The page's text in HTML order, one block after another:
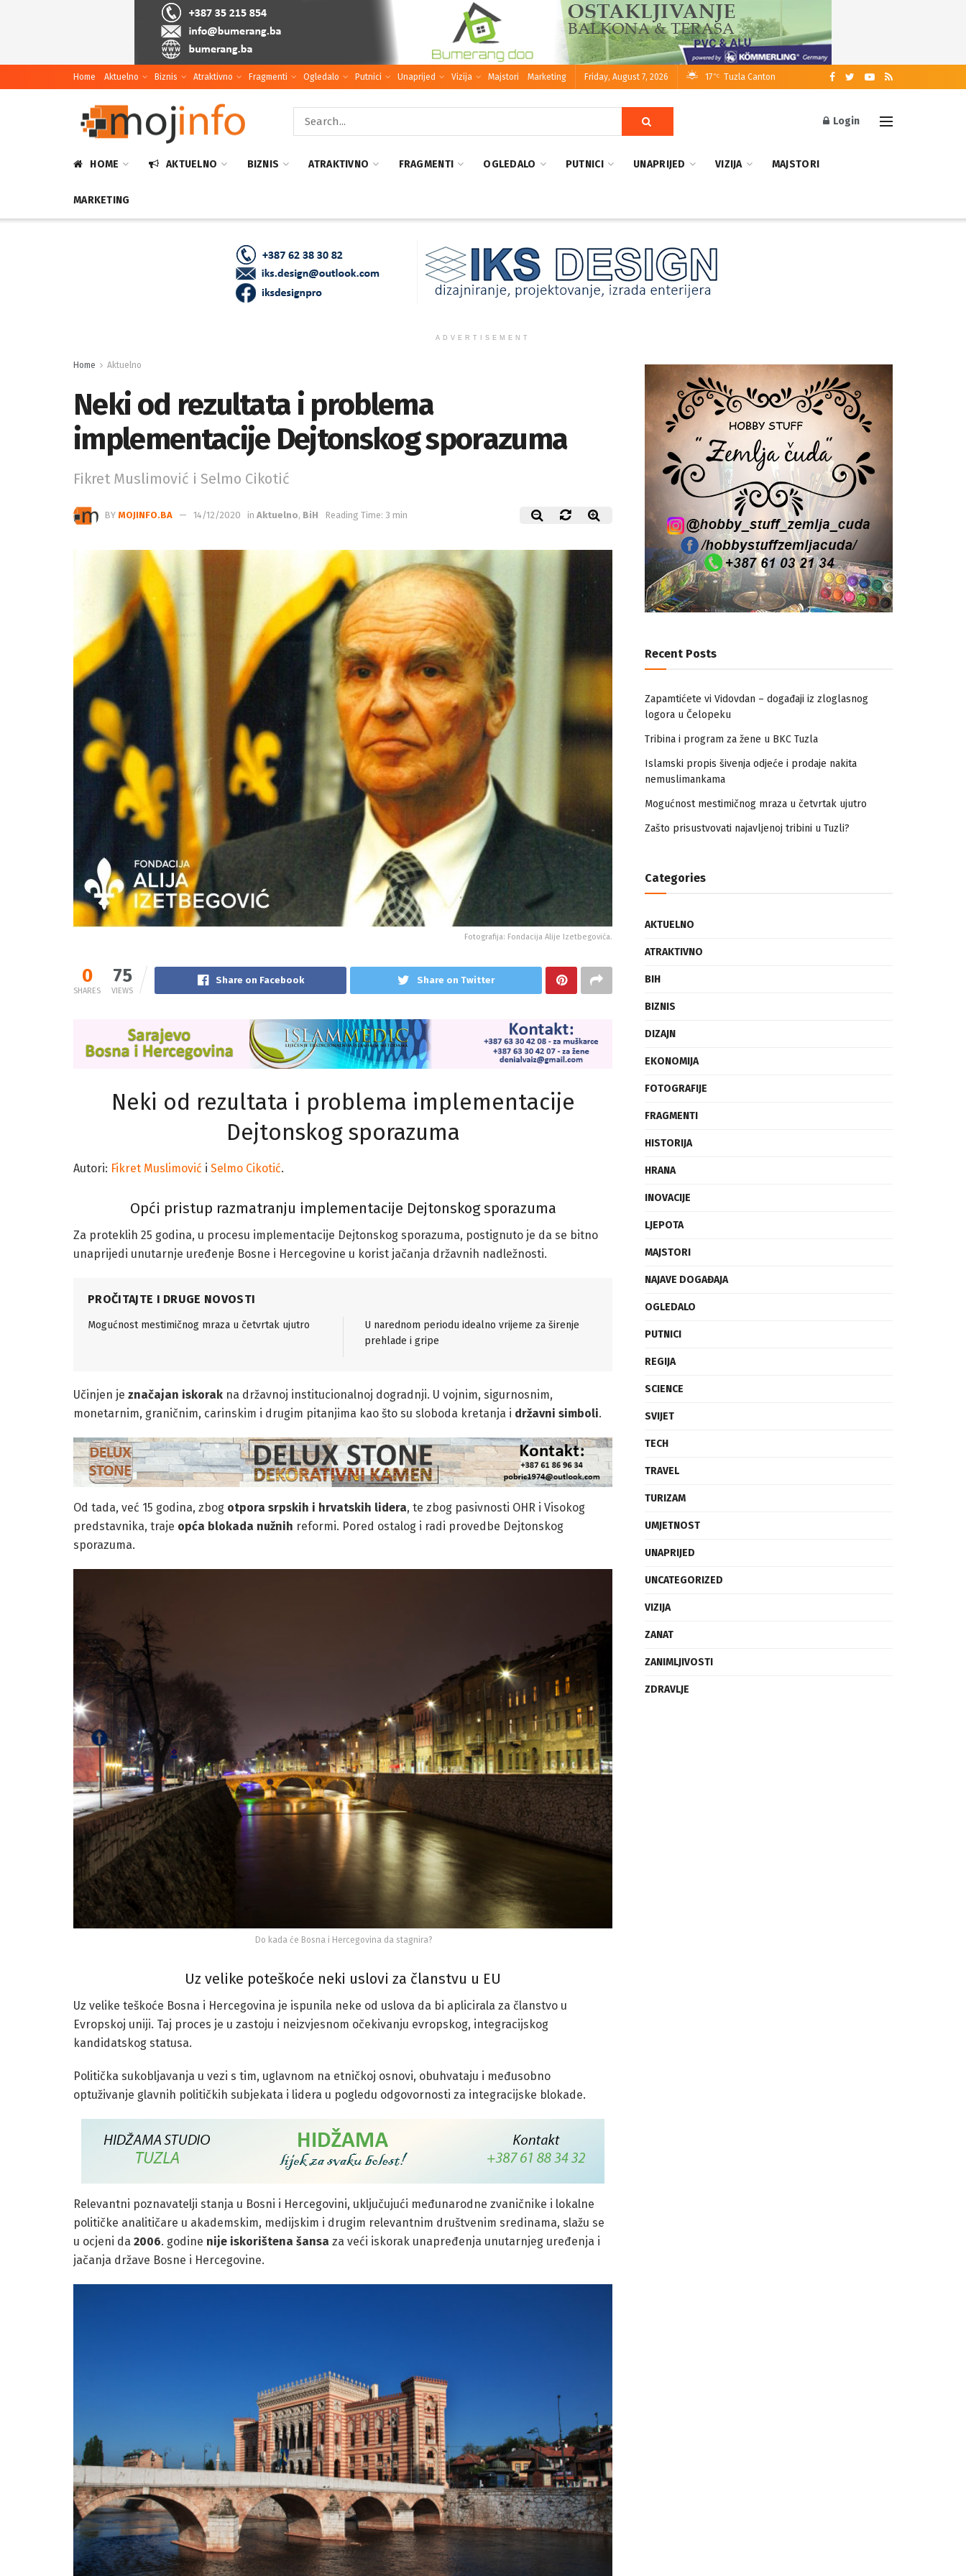
Home Aktuelno Biznis Atraktivno Fragmenti Ogledalo Putnici Unaprijed Vizija Majstori Marketing Friday, August 7, 2026 17 °C Tuzla Canton
Login
HOME AKTUELNO BIZNIS ATRAKTIVNO FRAGMENTI OGLEDALO PUTNICI UNAPRIJED VIZIJA MAJSTORI
MARKETING
ADVERTISEMENT
Home Aktuelno
Neki od rezultata i problema
implementacije Dejtonskog sporazuma
Fikret Muslimović i Selmo Cikotić
BY MOJINFO.BA 14/12/2020 in Aktuelno, BiH Reading Time: 3 min
Fotografija: Fondacija Alije Izetbegovića.
0
SHARES
75
VIEWS
Share on Facebook Share on Twitter
Neki od rezultata i problema implementacije
Dejtonskog sporazuma
Autori: Fikret Muslimović i Selmo Cikotić.
Opći pristup razmatranju implementacije Dejtonskog sporazuma
Za proteklih 25 godina, u procesu implementacije Dejtonskog sporazuma, postignuto je da se bitno
unaprijedi unutarnje uređenje Bosne i Hercegovine u korist jačanja državnih nadležnosti.
PROČITAJTE I DRUGE NOVOSTI
Mogućnost mestimičnog mraza u četvrtak ujutro
U narednom periodu idealno vrijeme za širenje
prehlade i gripe
Učinjen je značajan iskorak na državnoj institucionalnoj dogradnji. U vojnim, sigurnosnim,
monetarnim, graničnim, carinskim i drugim pitanjima kao što su sloboda kretanja i državni simboli.
Od tada, već 15 godina, zbog otpora srpskih i hrvatskih lidera, te zbog pasivnosti OHR i Visokog
predstavnika, traje opća blokada nužnih reformi. Pored ostalog i radi provedbe Dejtonskog
sporazuma.
Do kada će Bosna i Hercegovina da stagnira?
Uz velike poteškoće neki uslovi za članstvu u EU
Uz velike teškoće Bosna i Hercegovina je ispunila neke od uslova da bi aplicirala za članstvo u
Evropskoj uniji. Taj proces je u zastoju i neizvjesnom očekivanju evropskog, integracijskog
kandidatskog statusa.
Politička sukobljavanja u vezi s tim, uglavnom na etničkoj osnovi, obuhvataju i međusobno
optuživanje glavnih političkih subjekata i lidera u pogledu odgovornosti za integracijske blokade.
Relevantni poznavatelji stanja u Bosni i Hercegovini, uključujući međunarodne zvaničnike i lokalne
političke analitičare u akademskim, medijskim i drugim relevantnim društvenim sredinama, slažu se
u ocjeni da 2006. godine nije iskorištena šansa za veći iskorak unapređenja unutarnjeg uređenja i
jačanja države Bosne i Hercegovine.
Recent Posts
Zapamtićete vi Vidovdan – događaji iz zloglasnog
logora u Čelopeku
Tribina i program za žene u BKC Tuzla
Islamski propis šivenja odjeće i prodaje nakita
nemuslimankama
Mogućnost mestimičnog mraza u četvrtak ujutro
Zašto prisustvovati najavljenoj tribini u Tuzli?
Categories
AKTUELNO
ATRAKTIVNO
BIH
BIZNIS
DIZAJN
EKONOMIJA
FOTOGRAFIJE
FRAGMENTI
HISTORIJA
HRANA
INOVACIJE
LJEPOTA
MAJSTORI
NAJAVE DOGAĐAJA
OGLEDALO
PUTNICI
REGIJA
SCIENCE
SVIJET
TECH
TRAVEL
TURIZAM
UMJETNOST
UNAPRIJED
UNCATEGORIZED
VIZIJA
ZANAT
ZANIMLJIVOSTI
ZDRAVLJE